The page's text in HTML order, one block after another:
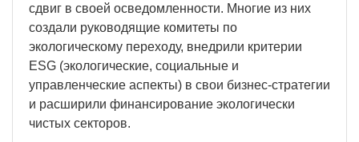
сдвиг в своей осведомленности. Многие из них
создали руководящие комитеты по
экологическому переходу, внедрили критерии
ESG (экологические, социальные и
управленческие аспекты) в свои бизнес-стратегии
и расширили финансирование экологически
чистых секторов.